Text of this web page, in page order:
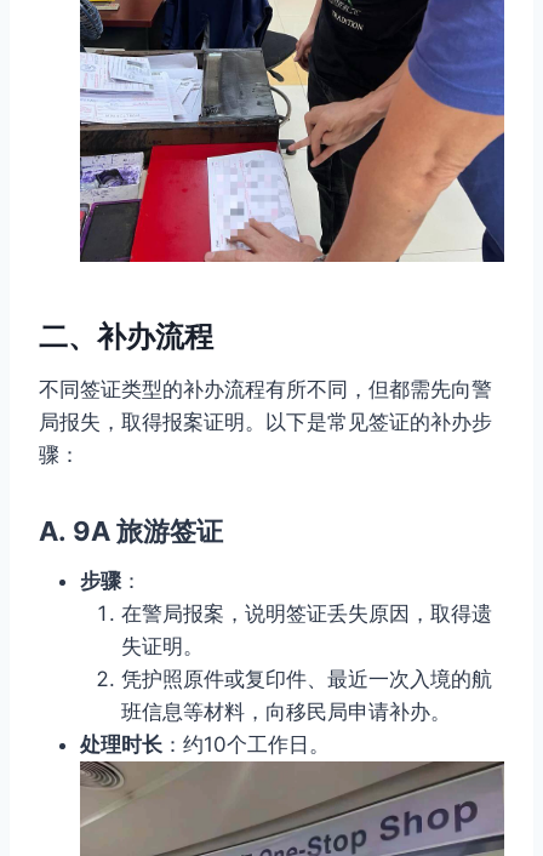
二、补办流程
不同签证类型的补办流程有所不同，但都需先向警
局报失，取得报案证明。以下是常见签证的补办步
骤：
A. 9A 旅游签证
步骤：
在警局报案，说明签证丢失原因，取得遗
失证明。
凭护照原件或复印件、最近一次入境的航
班信息等材料，向移民局申请补办。
处理时长 ：约10个工作日。